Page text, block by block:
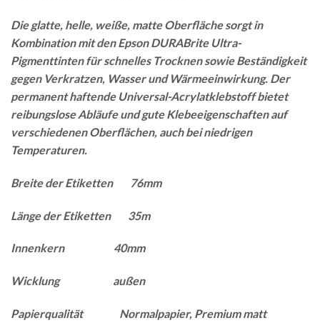
Die glatte, helle, weiße, matte Oberfläche sorgt in
Kombination mit den Epson DURABrite Ultra-
Pigmenttinten für schnelles Trocknen sowie Beständigkeit
gegen Verkratzen, Wasser und Wärmeeinwirkung. Der
permanent haftende Universal-Acrylatklebstoff bietet
reibungslose Abläufe und gute Klebeeigenschaften auf
verschiedenen Oberflächen, auch bei niedrigen
Temperaturen.
Breite der Etiketten 76mm
Länge der Etiketten 35m
Innenkern 40mm
Wicklung außen
Papierqualität Normalpapier, Premium matt